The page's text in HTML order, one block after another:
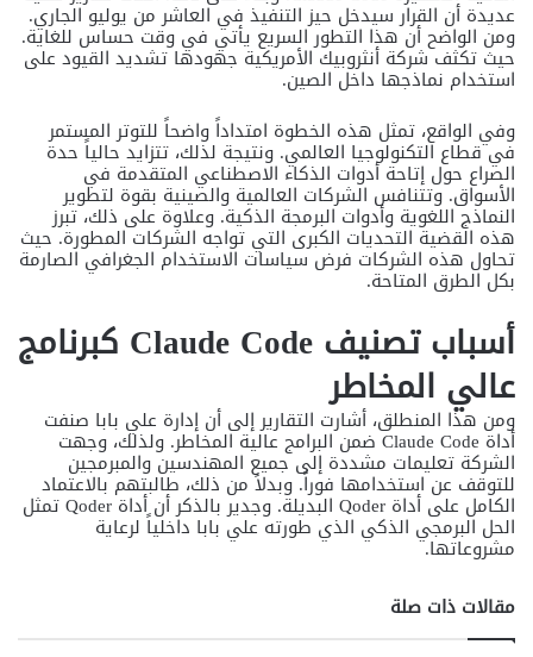
عديدة أن القرار سيدخل حيز التنفيذ في العاشر من يوليو الجاري.
ومن الواضح أن هذا التطور السريع يأتي في وقت حساس للغاية.
حيث تكثف شركة أنثروبيك الأمريكية جهودها تشديد القيود على
استخدام نماذجها داخل الصين.
وفي الواقع، تمثل هذه الخطوة امتداداً واضحاً للتوتر المستمر
في قطاع التكنولوجيا العالمي. ونتيجة لذلك، تتزايد حالياً حدة
الصراع حول إتاحة أدوات الذكاء الاصطناعي المتقدمة في
الأسواق. وتتنافس الشركات العالمية والصينية بقوة لتطوير
النماذج اللغوية وأدوات البرمجة الذكية. وعلاوة على ذلك، تبرز
هذه القضية التحديات الكبرى التي تواجه الشركات المطورة. حيث
تحاول هذه الشركات فرض سياسات الاستخدام الجغرافي الصارمة
بكل الطرق المتاحة.
أسباب تصنيف Claude Code كبرنامج
عالي المخاطر
ومن هذا المنطلق، أشارت التقارير إلى أن إدارة علي بابا صنفت
أداة Claude Code ضمن البرامج عالية المخاطر. ولذلك، وجهت
الشركة تعليمات مشددة إلى جميع المهندسين والمبرمجين
للتوقف عن استخدامها فوراً. وبدلاً من ذلك، طالبتهم بالاعتماد
الكامل على أداة Qoder البديلة. وجدير بالذكر أن أداة Qoder تمثل
الحل البرمجي الذكي الذي طورته علي بابا داخلياً لرعاية
مشروعاتها.
مقالات ذات صلة